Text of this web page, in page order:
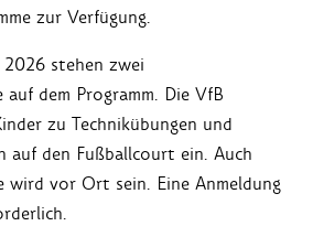
zur Verfügung.
stehen zwei
auf dem Programm. Die VfB
zu Technikübungen und
auf den Fußballcourt ein. Auch
vor Ort sein. Eine Anmeldung